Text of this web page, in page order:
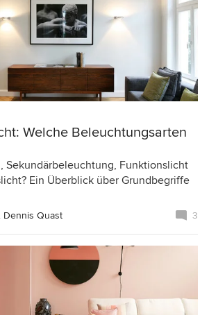
Welche Beleuchtungsarten
Sekundärbeleuchtung, Funktionslicht
Ein Überblick über Grundbegriffe
Dennis Quast 3